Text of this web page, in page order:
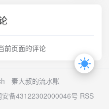
前页面的评论
- 秦大叔的流水账
安备43122302000046号 RSS